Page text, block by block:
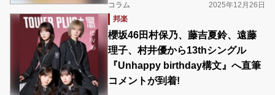
コラム
2025年12月26日
邦楽
櫻坂46田村保乃、藤吉夏鈴、遠藤
理子、村井優から13thシングル
『Unhappy birthday構文』へ直筆
コメントが到着!